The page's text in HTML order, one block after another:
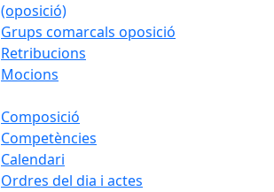
(oposició)
Grups comarcals oposició
Retribucions
Mocions
Composició
Competències
Calendari
Ordres del dia i actes